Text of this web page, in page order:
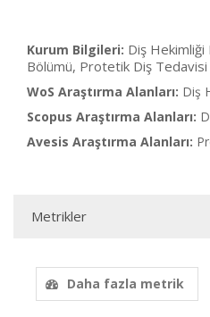
Kurum Bilgileri: Diş Hekimliği
Bölümü, Protetik Diş Tedavisi
WoS Araştırma Alanları: Diş
Scopus Araştırma Alanları:
Avesis Araştırma Alanları:
Metrikler
Daha fazla metrik